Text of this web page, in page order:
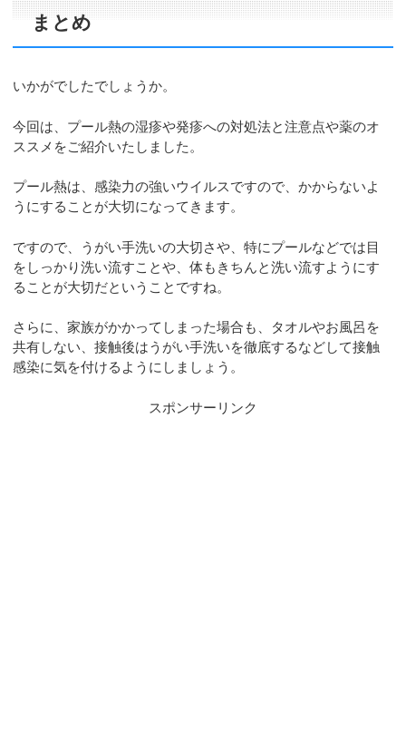
まとめ
いかがでしたでしょうか。
今回は、プール熱の湿疹や発疹への対処法と注意点や薬のオ
ススメをご紹介いたしました。
プール熱は、感染力の強いウイルスですので、かからないよ
うにすることが大切になってきます。
ですので、うがい手洗いの大切さや、特にプールなどでは目
をしっかり洗い流すことや、体もきちんと洗い流すようにす
ることが大切だということですね。
さらに、家族がかかってしまった場合も、タオルやお風呂を
共有しない、接触後はうがい手洗いを徹底するなどして接触
感染に気を付けるようにしましょう。
スポンサーリンク